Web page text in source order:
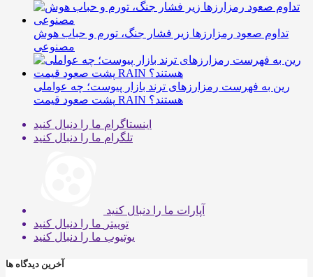
تداوم صعود رمزارزها زیر فشار جنگ، تورم و حباب هوش
مصنوعی
رین به فهرست رمزارزهای ترند بازار پیوست؛ چه عواملی
پشت صعود قیمت RAIN هستند؟
اینستاگرام ما را دنبال کنید
تلگرام ما را دنبال کنید
آپارات ما را دنبال کنید
توییتر ما را دنبال کنید
یوتیوب ما را دنبال کنید
آخرین دیدگاه ها